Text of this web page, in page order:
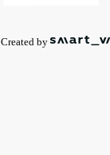
by